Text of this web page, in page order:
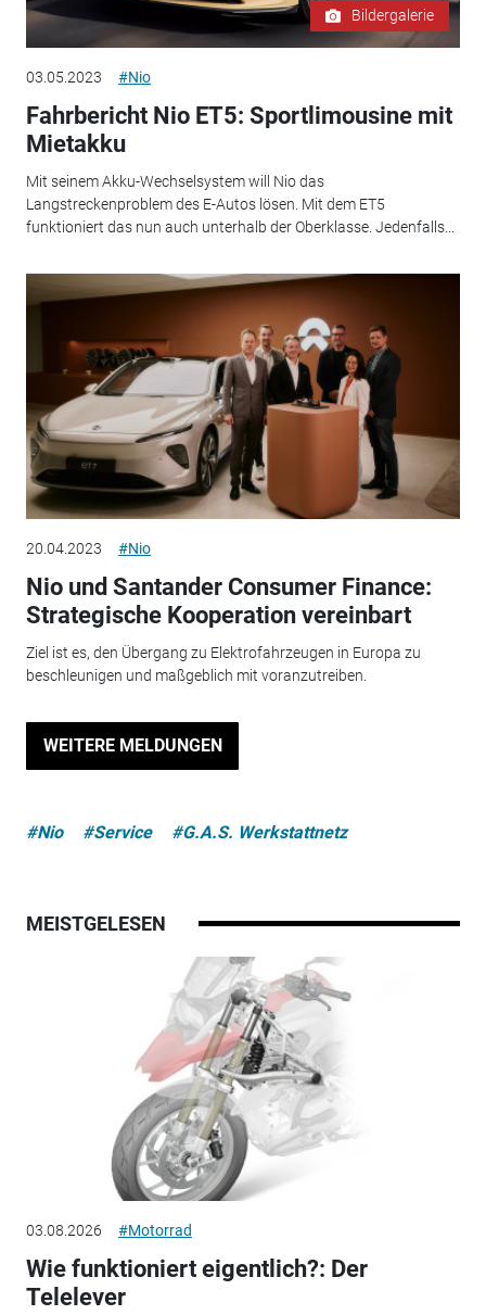
Bildergalerie
03.05.2023 #Nio
Fahrbericht Nio ET5: Sportlimousine mit
Mietakku
Mit seinem Akku-Wechselsystem will Nio das
Langstreckenproblem des E-Autos lösen. Mit dem ET5
funktioniert das nun auch unterhalb der Oberklasse. Jedenfalls...
20.04.2023 #Nio
Nio und Santander Consumer Finance:
Strategische Kooperation vereinbart
Ziel ist es, den Übergang zu Elektrofahrzeugen in Europa zu
beschleunigen und maßgeblich mit voranzutreiben.
WEITERE MELDUNGEN
#Nio #Service #G.A.S. Werkstattnetz
MEISTGELESEN
03.08.2026 #Motorrad
Wie funktioniert eigentlich?: Der
Telelever